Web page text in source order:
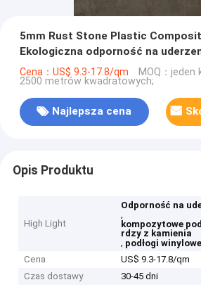
5mm Rust Stone Plastic
Ekologiczna odporność na
S82287
Cena：US$ 9.3-17.8/qm MOQ：jeden
2500 metrów kwadratowych;
Najlepsza cena
Opis Produktu
High Light
Odporność na
,
kompozytowe
rdzy z kamienia
, podłogi
Cena
US$ 9.3-17.8/qm
Czas dostawy
30-45 dni